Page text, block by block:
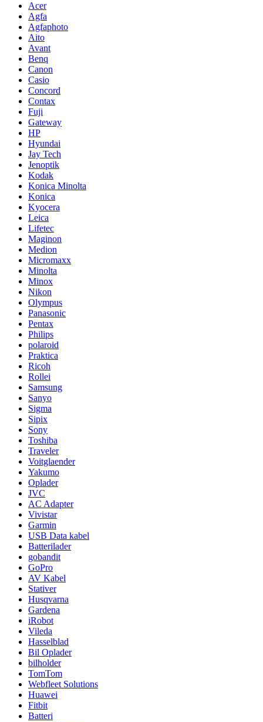
Acer
Agfa
Agfaphoto
Aito
Avant
Benq
Canon
Casio
Concord
Contax
Fuji
Gateway
HP
Hyundai
Jay Tech
Jenoptik
Kodak
Konica Minolta
Konica
Kyocera
Leica
Lifetec
Maginon
Medion
Micromaxx
Minolta
Minox
Nikon
Olympus
Panasonic
Pentax
Philips
polaroid
Praktica
Ricoh
Rollei
Samsung
Sanyo
Sigma
Sipix
Sony
Toshiba
Traveler
Voitglaender
Yakumo
Oplader
JVC
AC Adapter
Vivistar
Garmin
USB Data kabel
Batterilader
gobandit
GoPro
AV Kabel
Stativer
Husqvarna
Gardena
iRobot
Vileda
Hasselblad
Bil Oplader
bilholder
TomTom
Webfleet Solutions
Huawei
Fitbit
Batteri